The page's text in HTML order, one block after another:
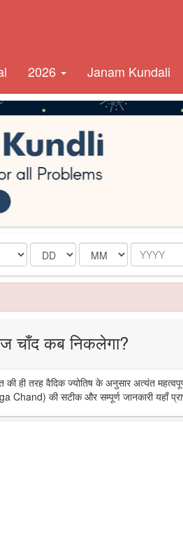
2026 Janam Kundali
Date Month Year
चाँद कब निकलेगा?
ही तरह वैदिक ज्योतिष के अनुसार अत्यंत
Chand) की सटीक और सम्पूर्ण जानकारी यहाँ